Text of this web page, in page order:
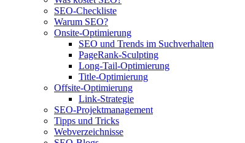
SEO-Checkliste
Warum SEO?
Onsite-Optimierung
SEO und Trends im Suchverhalten
PageRank-Sculpting
Long-Tail-Optimierung
Title-Optimierung
Offsite-Optimierung
Link-Strategie
SEO-Projektmanagement
Tipps und Tricks
Webverzeichnisse